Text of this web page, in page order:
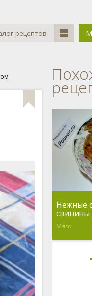
рецептов
Нежные
свинины
Мясо